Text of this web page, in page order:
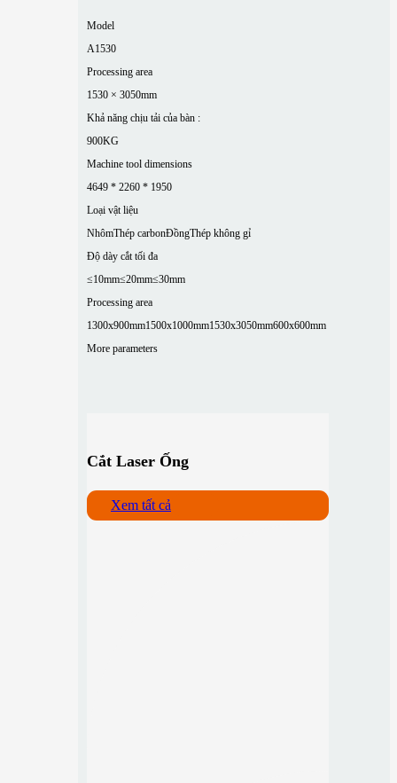
Model
A1530
Processing area
1530 × 3050mm
Khả năng chịu tải của bàn :
900KG
Machine tool dimensions
4649 * 2260 * 1950
Loại vật liệu
NhômThép carbonĐồngThép không gỉ
Độ dày cắt tối đa
≤10mm≤20mm≤30mm
Processing area
1300x900mm1500x1000mm1530x3050mm600x600mm
More parameters
Cắt Laser Ống
Xem tất cả